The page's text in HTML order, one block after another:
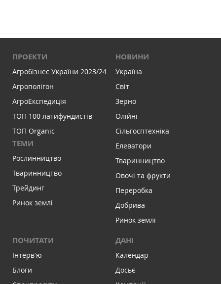
ПРОЕКТИ
Агробізнес України 2023/24
Агрополігон
АгроЕкспедиція
ТОП 100 латифундистів
ТОП Organic
ТЕМИ
Рослинництво
Тваринництво
Трейдинг
Ринок землі
НОВИНИ
Україна
Світ
Зерно
Олійні
Сільгосптехніка
Елеватори
Тваринництво
Овочі та фрукти
Переробка
Добрива
Ринок землі
ПОЧИТАТИ
Інтервʼю
Блоги
ДАНІ
Календар
Досьє